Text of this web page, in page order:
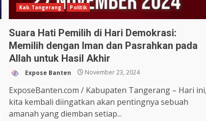
Kab.Tangerang Politik
Suara Hati Pemilih di Hari Demokrasi:
Memilih dengan Iman dan Pasrahkan pada
Allah untuk Hasil Akhir
Expose Banten November 23, 2024
ExposeBanten.com / Kabupaten Tangerang – Hari
kita kembali diingatkan akan pentingnya sebuah
amanah yang diemban setiap...